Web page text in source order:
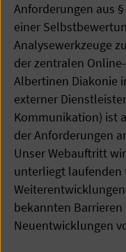
Anforderungen aus
einer
Analysewerkzeuge
der zentralen
Albertinen Diakonie
externer
Kommunikation) ist
der Anforderungen
Unser Webauftritt
unterliegt laufenden
bekannten
Neuentwicklungen